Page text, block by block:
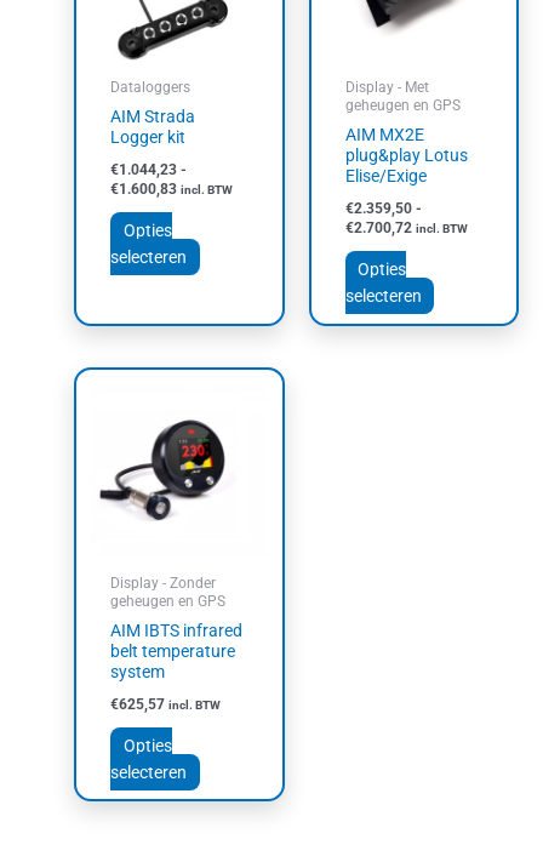
Dataloggers
AIM Strada
Logger kit
€1.044,23 -
€1.600,83 incl. BTW
Opties
selecteren
Deze
de
Display - Met
geheugen en GPS
AIM MX2E
plug&play Lotus
Elise/Exige
€2.359,50 -
€2.700,72 incl. BTW
Opties
selecteren
gekozen
op
Display - Zonder
geheugen en GPS
AIM IBTS infrared
belt temperature
system
€625,57 incl. BTW
Opties
selecteren
heeft
meerdere
variaties.
gekozen
worden
op
productpagina